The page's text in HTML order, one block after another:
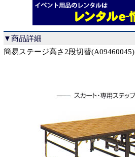
▼商品詳細
簡易ステージ高さ2段切替(A09460045)